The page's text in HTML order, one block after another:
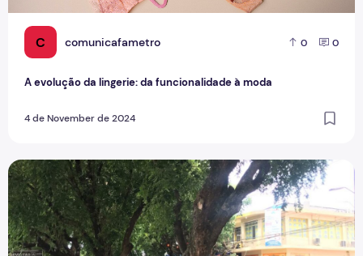
C comunicafametro 0 0
A evolução da lingerie: da funcionalidade à moda
4 de November de 2024
Trabalhadores informais: haitianos e venezuelanos